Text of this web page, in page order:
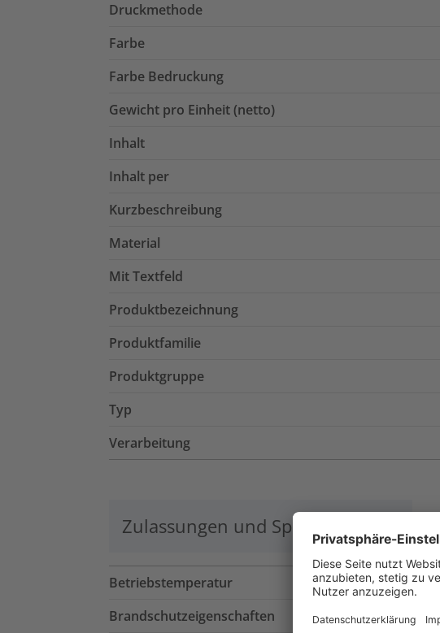
Druckmethode
Farbe
Farbe Bedruckung
Gewicht pro Einheit (netto)
Inhalt
Inhalt per
Kurzbeschreibung
Material
Mit Textfeld
Produktbezeichnung
Produktfamilie
Produktgruppe
Typ
Verarbeitung
Zulassungen und Spezifikationen
Betriebstemperatur
Brandschutzeigenschaften